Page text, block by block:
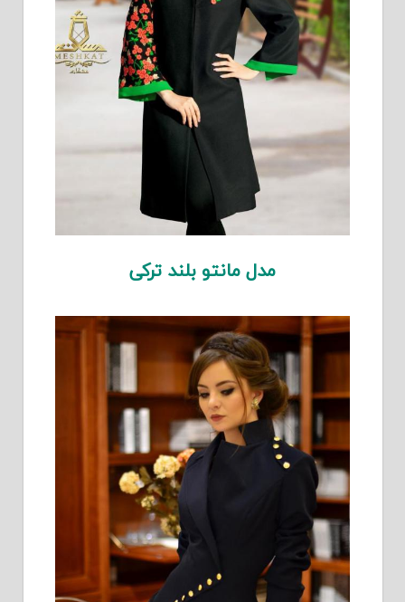
مدل مانتو بلند ترکی